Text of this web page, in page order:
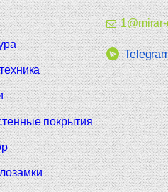
покрытия